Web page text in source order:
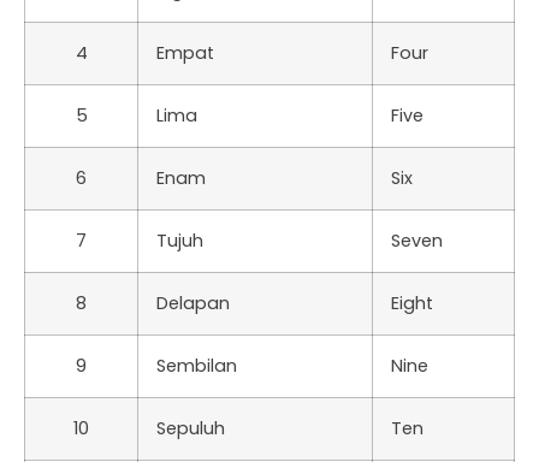
4 Empat Four
5 Lima Five
6 Enam Six
7 Tujuh Seven
8 Delapan Eight
9 Sembilan Nine
10 Sepuluh Ten